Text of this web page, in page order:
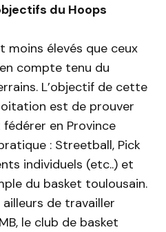
du Hoops
moins élevés que ceux
compte tenu du
L’objectif de cette
est de prouver
en Province
: Streetball, Pick
individuels (etc..) et
du basket toulousain.
de travailler
le club de basket